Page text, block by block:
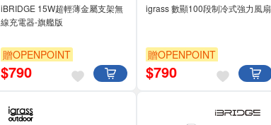
iBRIDGE 15W超輕薄金屬支架無
線充電器-旗艦版
贈OPENPOINT
$790
igrass 數顯100段制冷式強力風扇
贈OPENPOINT
$790